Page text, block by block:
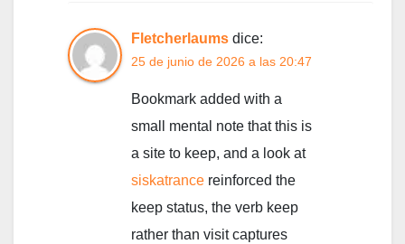
Fletcherlaums dice:
25 de junio de 2026 a las 20:47
Bookmark added with a
small mental note that this is
a site to keep, and a look at
siskatrance reinforced the
keep status, the verb keep
rather than visit captures